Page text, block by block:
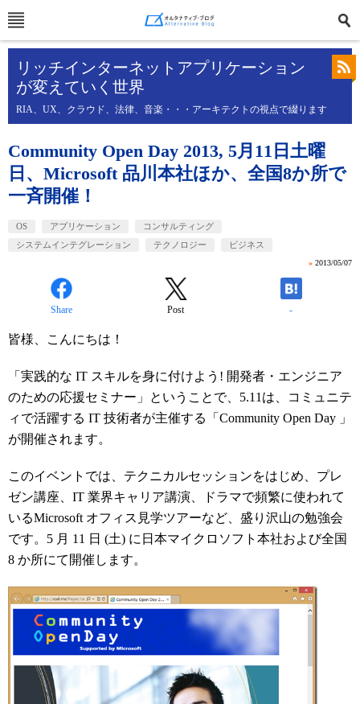
リッチインターネットアプリケーション
が変えていく世界
RIA、UX、クラウド、法律、音楽・・・アーキテクトの視点で綴ります
Community Open Day 2013, 5月11日土曜
日、Microsoft 品川本社ほか、全国8か所で
一斉開催！
OS アプリケーション
コンサルティング
システムインテグレーション
テクノロジー ビジネス
» 2013/05/07
Share Post -
皆様、こんにちは！
「実践的な IT スキルを身に付けよう! 開発者・エンジニア
のための応援セミナー」ということで、5.11は、コミュニテ
ィで活躍する IT 技術者が主催する「Community Open Day 」
が開催されます。
このイベントでは、テクニカルセッションをはじめ、プレ
ゼン講座、IT 業界キャリア講演、ドラマで頻繁に使われて
いるMicrosoft オフィス見学ツアーなど、盛り沢山の勉強会
です。5 月 11 日 (土) に日本マイクロソフト本社および全国
8 か所にて開催します。